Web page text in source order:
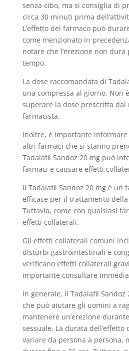
senza cibo, ma si consiglia di
circa 30 minuti prima
L’effetto del farmaco può
come menzionato in
notare che l’erezione non
tempo.
La dose raccomandata di
una compressa al giorno. Non
superare la dose prescritta dal
farmacista.
Inoltre, è importante
altri farmaci che si stanno
Tadalafil Sandoz 20 mg può
farmaci e causare effetti
Il Tadalafil Sandoz 20 mg è un
efficace per il trattamento
Tuttavia, come con qualsiasi
effetti collaterali.
Gli effetti collaterali comuni
disturbi gastrointestinali e
verificano effetti collaterali
importante consultare
In generale, il Tadalafil Sandoz
che può aiutare gli uomini a
mantenere un’erezione
sessuale. La durata dell’effetto
variare da persona a persona,